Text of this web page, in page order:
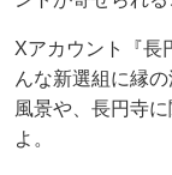
Xアカウント『長
んな新選組に縁
風景や、長円寺
よ。